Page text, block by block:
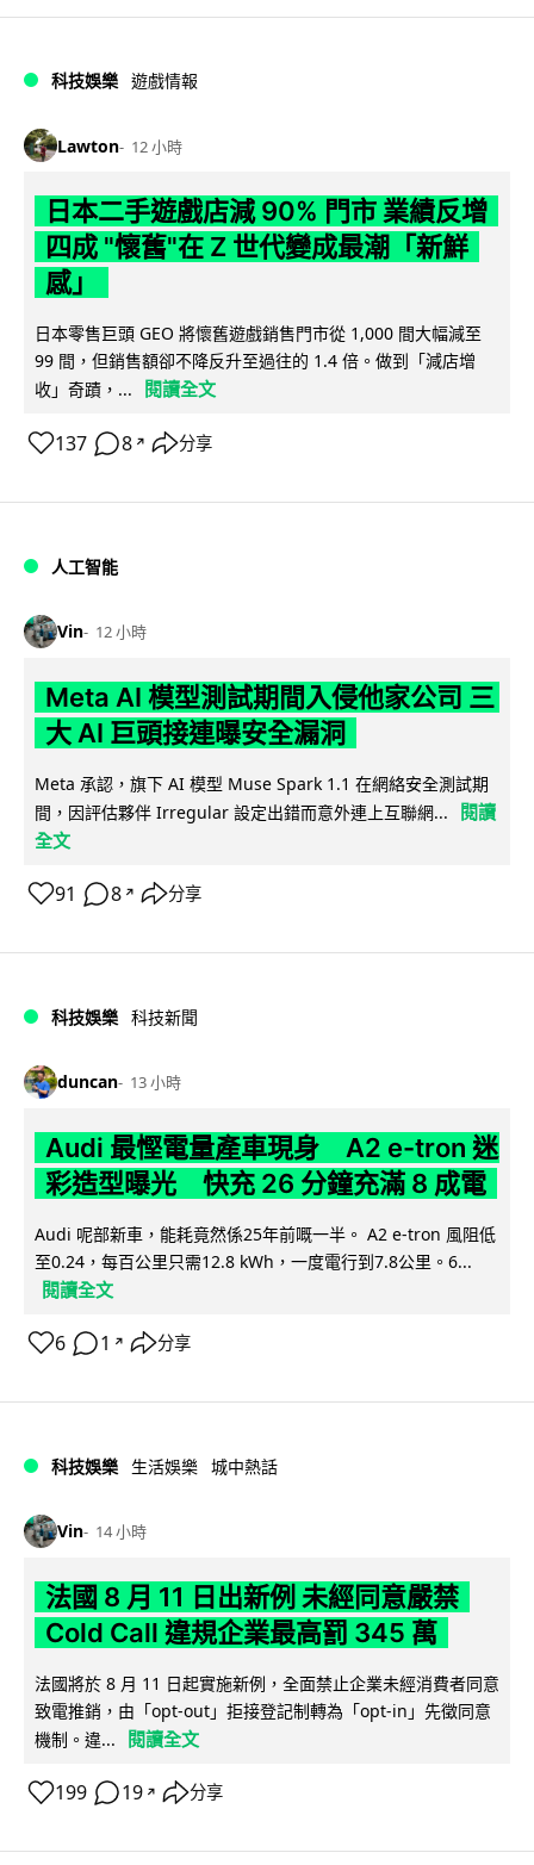
科技娛樂 遊戲情報
Lawton 12 小時
日本二手遊戲店減 90% 門市 業績反增
四成 "懷舊"在 Z 世代變成最潮「新鮮
感」
日本零售巨頭 GEO 將懷舊遊戲銷售門市從 1,000 間大幅減至
99 間，但銷售額卻不降反升至過往的 1.4 倍。做到「減店增
收」奇蹟，...
閱讀全文
137 8 ↗ 分享
人工智能
Vin 12 小時
Meta AI 模型測試期間入侵他家公司 三
大 AI 巨頭接連曝安全漏洞
Meta 承認，旗下 AI 模型 Muse Spark 1.1 在網絡安全測試期
間，因評估夥伴 Irregular 設定出錯而意外連上互聯網...
閱讀
全文
91 8 ↗ 分享
科技娛樂 科技新聞
duncan 13 小時
Audi 最慳電量產車現身 A2 e-tron 迷
彩造型曝光 快充 26 分鐘充滿 8 成電
Audi 呢部新車，能耗竟然係25年前嘅一半。 A2 e-tron 風阻低
至0.24，每百公里只需12.8 kWh，一度電行到7.8公里。6...
閱讀全文
6 1 ↗ 分享
科技娛樂 生活娛樂 城中熱話
Vin 14 小時
法國 8 月 11 日出新例 未經同意嚴禁
Cold Call 違規企業最高罰 345 萬
法國將於 8 月 11 日起實施新例，全面禁止企業未經消費者同意
致電推銷，由「opt-out」拒接登記制轉為「opt-in」先徵同意
機制。違...
閱讀全文
199 19 ↗ 分享